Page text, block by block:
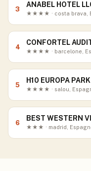
3
ANABEL HOTEL
★★★★ · costa brava,
4
CONFORTEL
★★★★ · barcelone,
5
H10 EUROPA
★★★★ · salou,
6
BEST WESTERN
★★★ · madrid,